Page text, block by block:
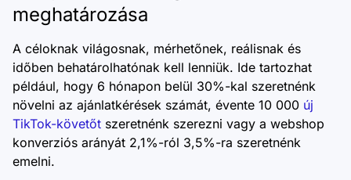
meghatározása
A céloknak világosnak, mérhetőnek, reálisnak és
időben behatárolhatónak kell lenniük. Ide tartozhat
például, hogy 6 hónapon belül 30%-kal szeretnénk
növelni az ajánlatkérések számát, évente 10 000 új
TikTok-követőt szeretnénk szerezni vagy a webshop
konverziós arányát 2,1%-ról 3,5%-ra szeretnénk
emelni.